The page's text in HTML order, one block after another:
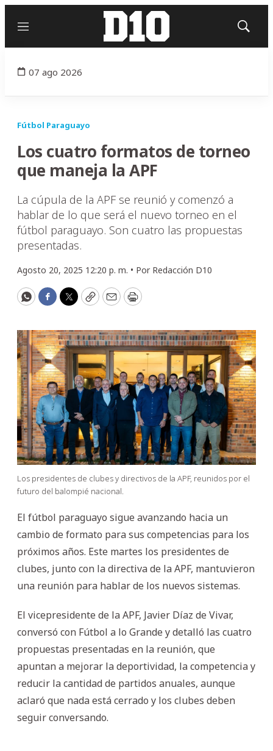
Menú
Mostrar
07 ago 2026
Fútbol Paraguayo
Los cuatro formatos de torneo
que maneja la APF
La cúpula de la APF se reunió y comenzó a
hablar de lo que será el nuevo torneo en el
fútbol paraguayo. Son cuatro las propuestas
presentadas.
Agosto 20, 2025 12:20 p. m. • Por Redacción D10
WhatsApp
Facebook
Twitter
CopyEmailPrint
Los presidentes de clubes y directivos de la APF, reunidos por el
futuro del balompié nacional.
El fútbol paraguayo sigue avanzando hacia un
cambio de formato para sus competencias para los
próximos años. Este martes los presidentes de
clubes, junto con la directiva de la APF, mantuvieron
una reunión para hablar de los nuevos sistemas.
El vicepresidente de la APF, Javier Díaz de Vivar,
conversó con Fútbol a lo Grande y detalló las cuatro
propuestas presentadas en la reunión, que
apuntan a mejorar la deportividad, la competencia y
reducir la cantidad de partidos anuales, aunque
aclaró que nada está cerrado y los clubes deben
seguir conversando.